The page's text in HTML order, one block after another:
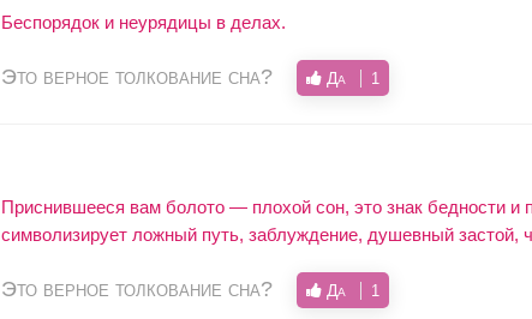
Беспорядок и неурядицы в делах.
Это верное толкование сна? Да 1
Приснившееся вам болото — плохой сон, это знак бедности
символизирует ложный путь, заблуждение, душевный застой,
Это верное толкование сна? Да 1